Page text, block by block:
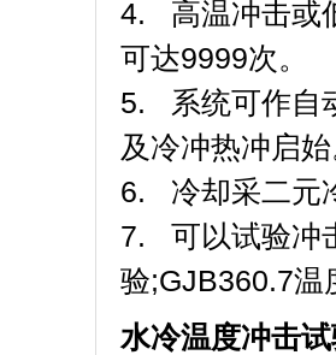
4. 高温冲击或
可达9999次。
5. 系统可作自
及冷冲热冲启始
6. 冷却采二元冷冻
7. 可以试验冲
验;GJB360.7温
水冷温度冲击